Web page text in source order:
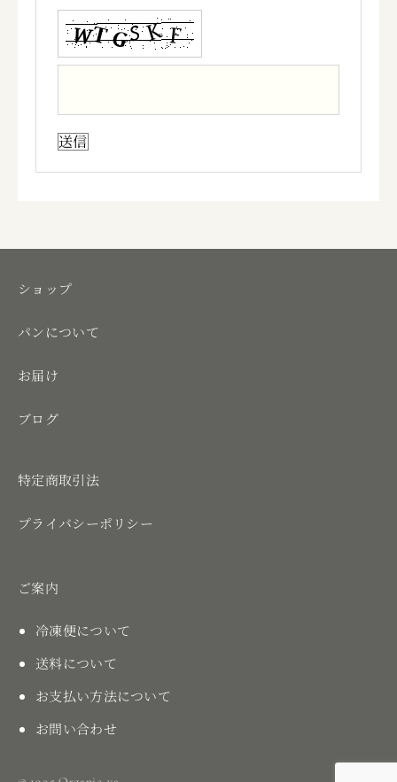
ショップ
パンについて
お届け
ブログ
特定商取引法
プライバシーポリシー
ご案内
冷凍便について
送料について
お支払い方法について
お問い合わせ